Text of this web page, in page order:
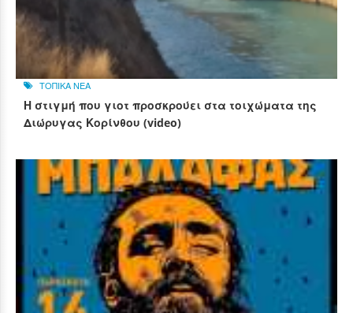
ΤΟΠΙΚΑ ΝΕΑ
Η στιγμή που γιοτ προσκρούει στα τοιχώματα της
Διώρυγας Κορίνθου (video)